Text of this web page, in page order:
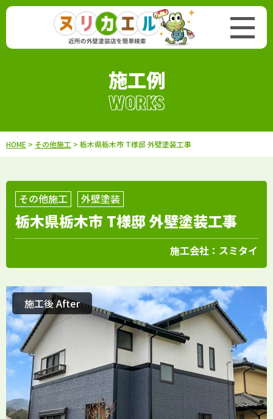
施工例
WORKS
HOME > その他施工 > 栃木県栃木市 T様邸 外壁塗装工事
その他施工 外壁塗装
栃木県栃木市 T様邸 外壁塗装工事
施工会社： スミタイ
施工後 After